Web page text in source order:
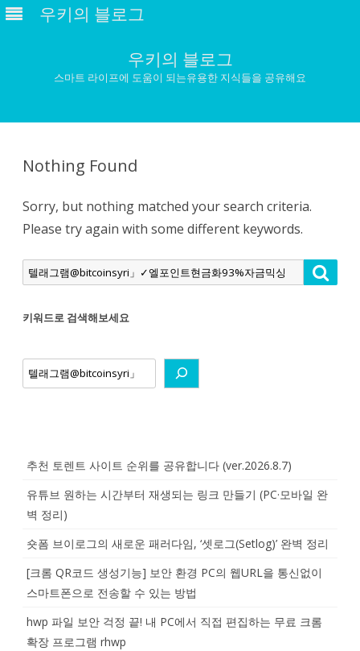
우키의 블로그
우키의 블로그
스마트 라이프에 도움이 되는유용한 지식들을 공유해요
Nothing Found
Sorry, but nothing matched your search criteria.
Please try again with some different keywords.
Search
for:
키워드로 검색해보세요
추천 토렌트 사이트 순위를 공유합니다 (ver.2026.8.7)
유튜브 원하는 시간부터 재생되는 링크 만들기 (PC·모바일 완
벽 정리)
숏폼 브이로그의 새로운 패러다임, ‘셋로그(Setlog)’ 완벽 정리
[크롬 QR코드 생성기능] 보안 환경 PC의 웹URL을 통신없이
스마트폰으로 전송할 수 있는 방법
hwp 파일 보안 걱정 끝! 내 PC에서 직접 편집하는 무료 크롬
확장 프로그램 rhwp